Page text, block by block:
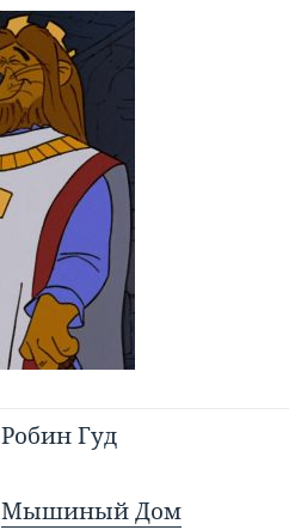
Робин Гуд
Мышиный Дом